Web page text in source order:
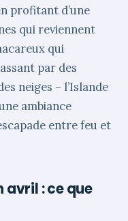
profitant d’une
qui reviennent
qui
par des
neiges – l’Islande
ambiance
entre feu et
avril : ce que